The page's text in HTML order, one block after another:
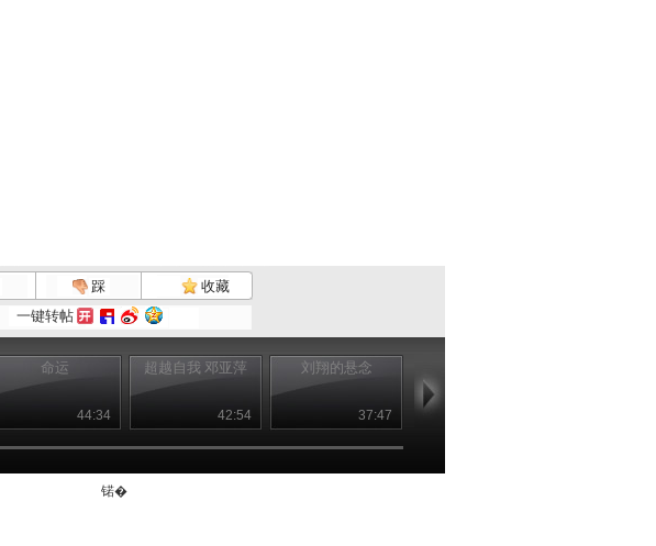
踩
收藏
一键转帖
命运
44:34
超越自我 邓亚萍
42:54
刘翔的悬念
37:47
锘�